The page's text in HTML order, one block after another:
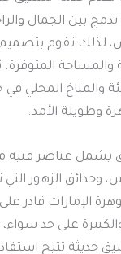
بين الجمال
لذلك نقوم بتصميم
المتوفرة.
والمناخ المحلي
وطويلة الأمد.
يشمل عناصر فنية
وحدائق الزهور
الإمارات قادر
على حد
حديثة تتيح